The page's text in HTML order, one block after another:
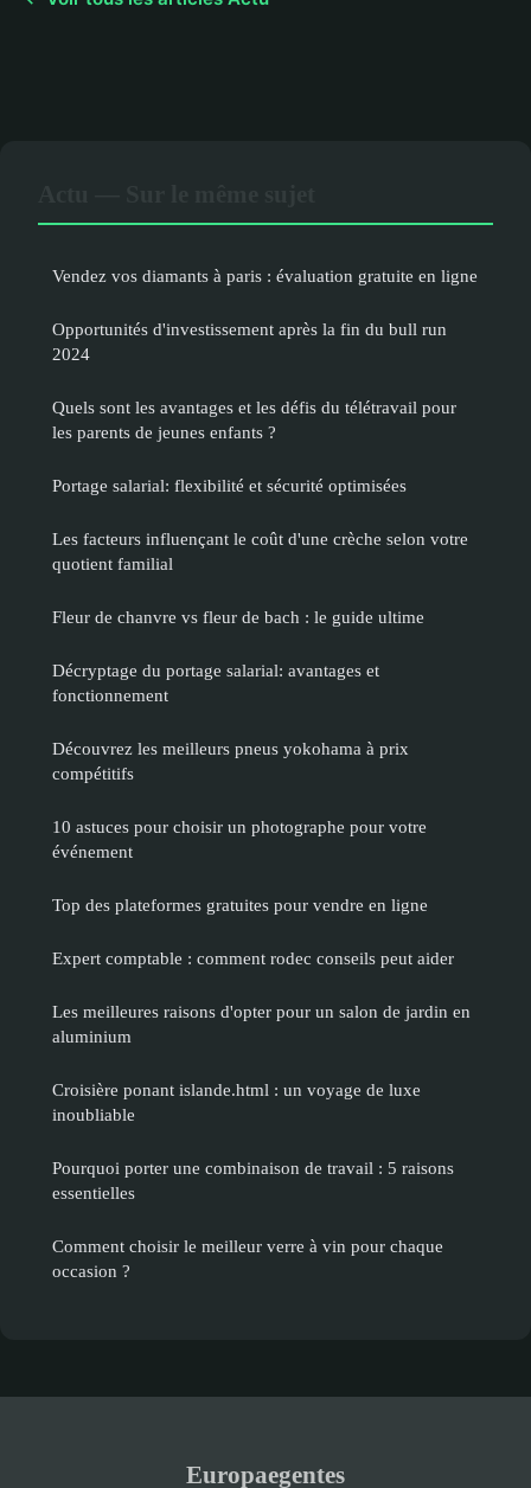
Vendez vos diamants à paris : évaluation gratuite en ligne
Opportunités d'investissement après la fin du bull run
2024
Quels sont les avantages et les défis du télétravail pour
les parents de jeunes enfants ?
Portage salarial: flexibilité et sécurité optimisées
Les facteurs influençant le coût d'une crèche selon votre
quotient familial
Fleur de chanvre vs fleur de bach : le guide ultime
Décryptage du portage salarial: avantages et
fonctionnement
Découvrez les meilleurs pneus yokohama à prix
compétitifs
10 astuces pour choisir un photographe pour votre
événement
Top des plateformes gratuites pour vendre en ligne
Expert comptable : comment rodec conseils peut aider
Les meilleures raisons d'opter pour un salon de jardin en
aluminium
Croisière ponant islande.html : un voyage de luxe
inoubliable
Pourquoi porter une combinaison de travail : 5 raisons
essentielles
Comment choisir le meilleur verre à vin pour chaque
occasion ?
Europaegentes